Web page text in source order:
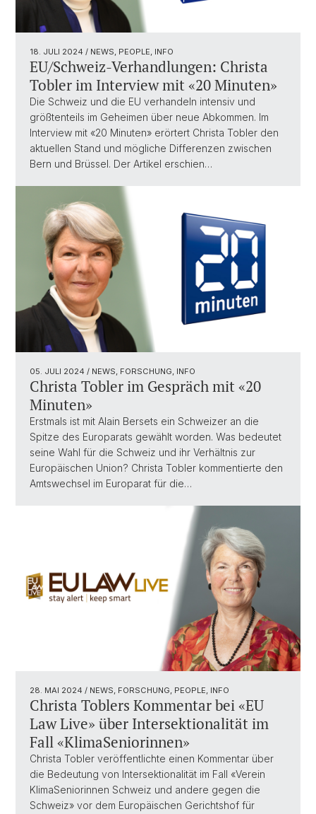
18. JULI 2024 / NEWS, PEOPLE, INFO
EU/Schweiz-Verhandlungen: Christa
Tobler im Interview mit «20 Minuten»
Die Schweiz und die EU verhandeln intensiv und
größtenteils im Geheimen über neue Abkommen. Im
Interview mit «20 Minuten» erörtert Christa Tobler den
aktuellen Stand und mögliche Differenzen zwischen
Bern und Brüssel. Der Artikel erschien…
05. JULI 2024 / NEWS, FORSCHUNG, INFO
Christa Tobler im Gespräch mit «20
Minuten»
Erstmals ist mit Alain Bersets ein Schweizer an die
Spitze des Europarats gewählt worden. Was bedeutet
seine Wahl für die Schweiz und ihr Verhältnis zur
Europäischen Union? Christa Tobler kommentierte den
Amtswechsel im Europarat für die…
28. MAI 2024 / NEWS, FORSCHUNG, PEOPLE, INFO
Christa Toblers Kommentar bei «EU
Law Live» über Intersektionalität im
Fall «KlimaSeniorinnen»
Christa Tobler veröffentlichte einen Kommentar über
die Bedeutung von Intersektionalität im Fall «Verein
KlimaSeniorinnen Schweiz und andere gegen die
Schweiz» vor dem Europäischen Gerichtshof für